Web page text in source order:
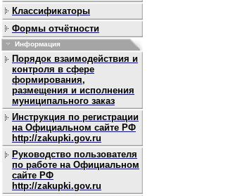
Классификаторы
Формы отчётности
Информация
Порядок взаимодействия и
контроля в сфере
формирования,
размещения и исполнения
муниципального заказ
Инструкция по регистрации
на Официальном сайте РФ
http://zakupki.gov.ru
Руководство пользователя
по работе на Официальном
сайте РФ
http://zakupki.gov.ru